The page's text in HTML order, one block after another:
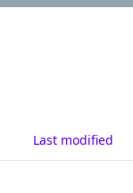
Last modified